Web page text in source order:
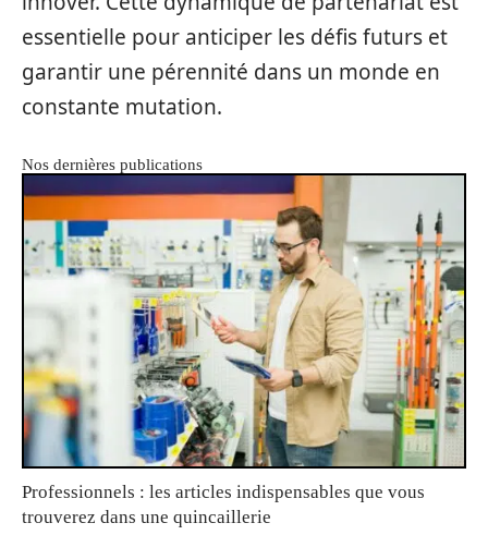
essentielle pour anticiper les défis futurs et
garantir une pérennité dans un monde en
constante mutation.
Nos dernières publications
Professionnels : les articles indispensables que vous
trouverez dans une quincaillerie